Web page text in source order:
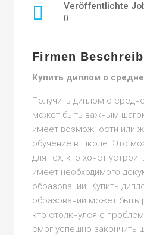
Veröffentlichte
0
Firmen
Купить диплом о
Получить диплом о
может быть важным
имеет возможности или
обучение в школе. Это
для тех, кто хочет
имеет необходимого
образовании. Купить
образовании может быть
кто столкнулся с
смог успешно закончить